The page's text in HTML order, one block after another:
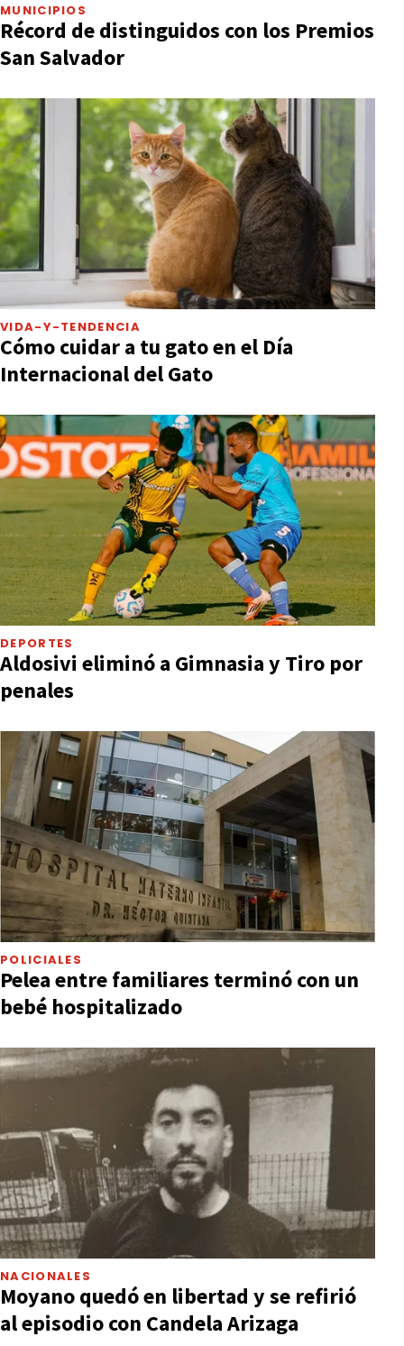
MUNICIPIOS
Récord de distinguidos con los Premios
San Salvador
VIDA-Y-TENDENCIA
Cómo cuidar a tu gato en el Día
Internacional del Gato
DEPORTES
Aldosivi eliminó a Gimnasia y Tiro por
penales
POLICIALES
Pelea entre familiares terminó con un
bebé hospitalizado
NACIONALES
Moyano quedó en libertad y se refirió
al episodio con Candela Arizaga